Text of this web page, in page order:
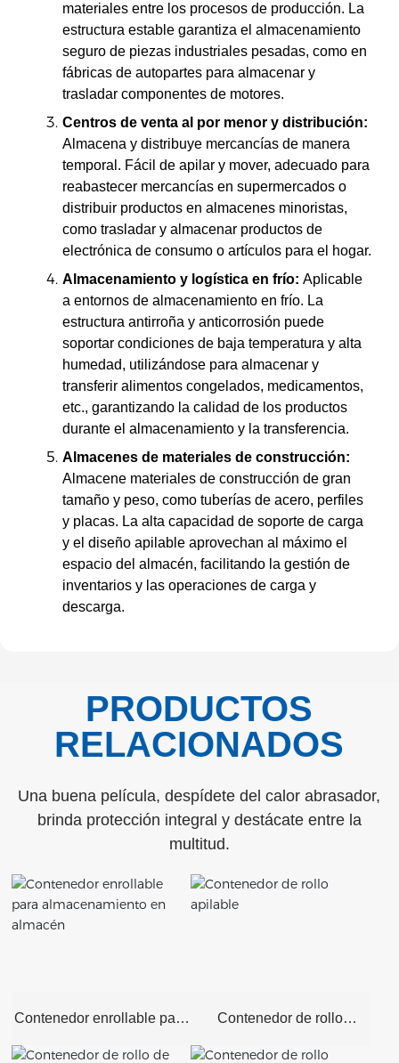
materiales entre los procesos de producción. La
estructura estable garantiza el almacenamiento
seguro de piezas industriales pesadas, como en
fábricas de autopartes para almacenar y
trasladar componentes de motores.
Centros de venta al por menor y distribución:
Almacena y distribuye mercancías de manera
temporal. Fácil de apilar y mover, adecuado para
reabastecer mercancías en supermercados o
distribuir productos en almacenes minoristas,
como trasladar y almacenar productos de
electrónica de consumo o artículos para el hogar.
Almacenamiento y logística en frío: Aplicable
a entornos de almacenamiento en frío. La
estructura antirroña y anticorrosión puede
soportar condiciones de baja temperatura y alta
humedad, utilizándose para almacenar y
transferir alimentos congelados, medicamentos,
etc., garantizando la calidad de los productos
durante el almacenamiento y la transferencia.
Almacenes de materiales de construcción:
Almacene materiales de construcción de gran
tamaño y peso, como tuberías de acero, perfiles
y placas. La alta capacidad de soporte de carga
y el diseño apilable aprovechan al máximo el
espacio del almacén, facilitando la gestión de
inventarios y las operaciones de carga y
descarga.
PRODUCTOS
RELACIONADOS
Una buena película, despídete del calor abrasador,
brinda protección integral y destácate entre la
multitud.
Contenedor enrollable para Contenedor de rollo